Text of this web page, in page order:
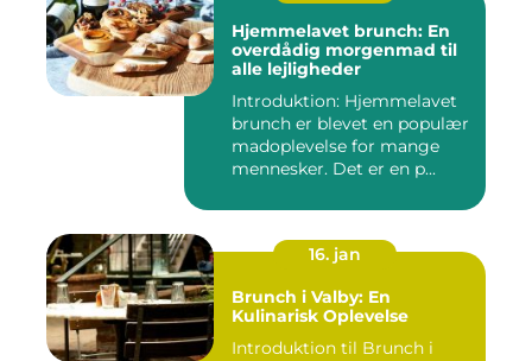
Hjemmelavet brunch: En
overdådig morgenmad til
alle lejligheder
Introduktion: Hjemmelavet
brunch er blevet en populær
madoplevelse for mange
mennesker. Det er en p...
16. jan
Brunch i Valby: En
Kulinarisk Oplevelse
Introduktion til Brunch i